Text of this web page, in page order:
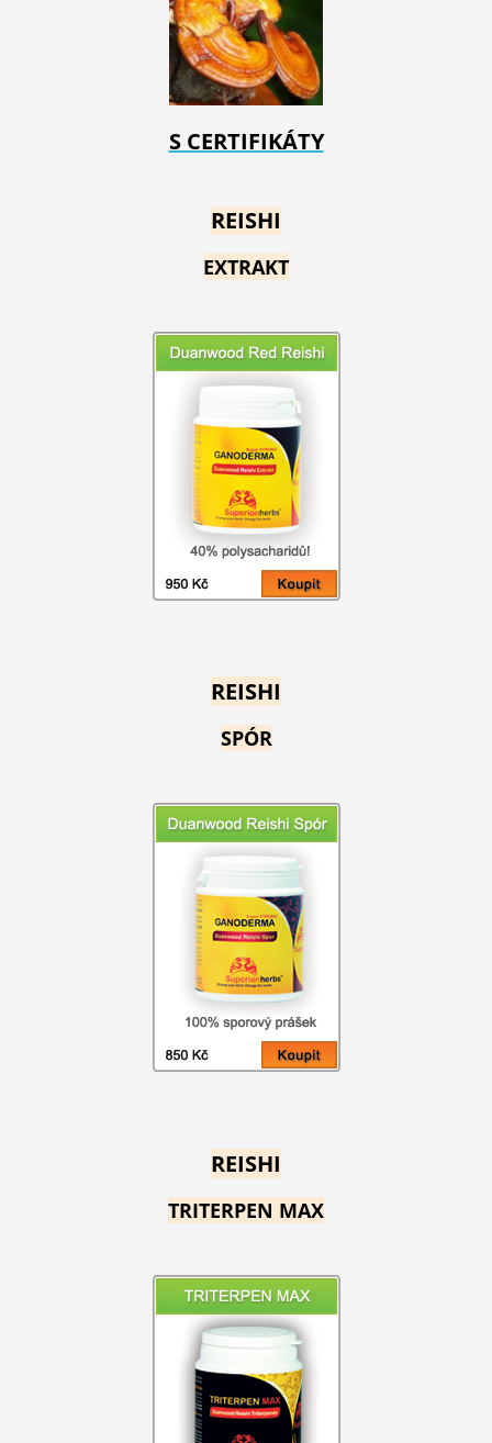
S CERTIFIKÁTY
REISHI
EXTRAKT
REISHI
SPÓR
REISHI
TRITERPEN MAX